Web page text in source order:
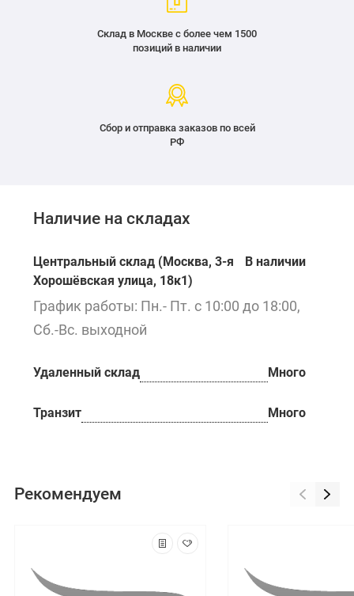
Склад в Москве с более чем 1500
позиций в наличии
Сбор и отправка заказов по всей
РФ
Наличие на складах
Центральный склад (Москва, 3-я
Хорошёвская улица, 18к1)
В наличии
График работы: Пн.- Пт. с 10:00 до 18:00,
Сб.-Вс. выходной
Удаленный склад Много
Транзит Много
Рекомендуем